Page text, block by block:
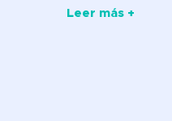
Leer más +